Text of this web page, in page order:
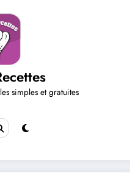
simples et gratuites